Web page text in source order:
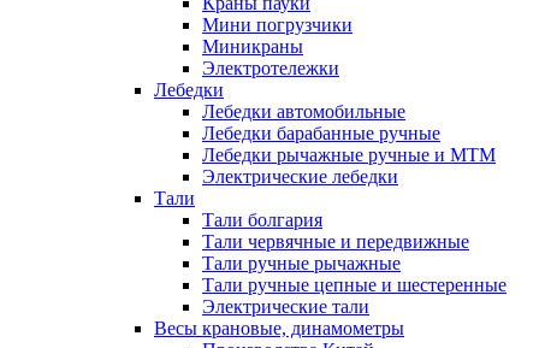
Мини погрузчики
Миникраны
Электротележки
Лебедки
Лебедки автомобильные
Лебедки барабанные ручные
Лебедки рычажные ручные и МТМ
Электрические лебедки
Тали
Тали болгария
Тали червячные и передвижные
Тали ручные рычажные
Тали ручные цепные и шестеренные
Электрические тали
Весы крановые, динамометры